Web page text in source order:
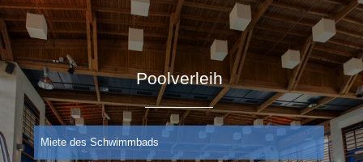
Poolverleih
Miete des Schwimmbads